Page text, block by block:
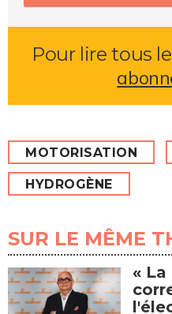
Pour lire tous
MOTORISATION
HYDROGÈNE
SUR LE MÊME
«